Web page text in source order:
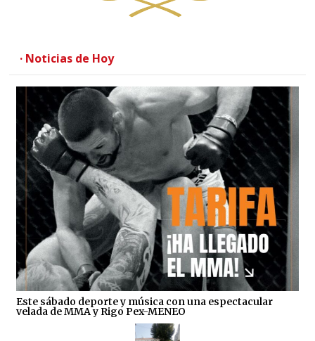
· Noticias de Hoy
Este sábado deporte y música con una espectacular
velada de MMA y Rigo Pex-MENEO